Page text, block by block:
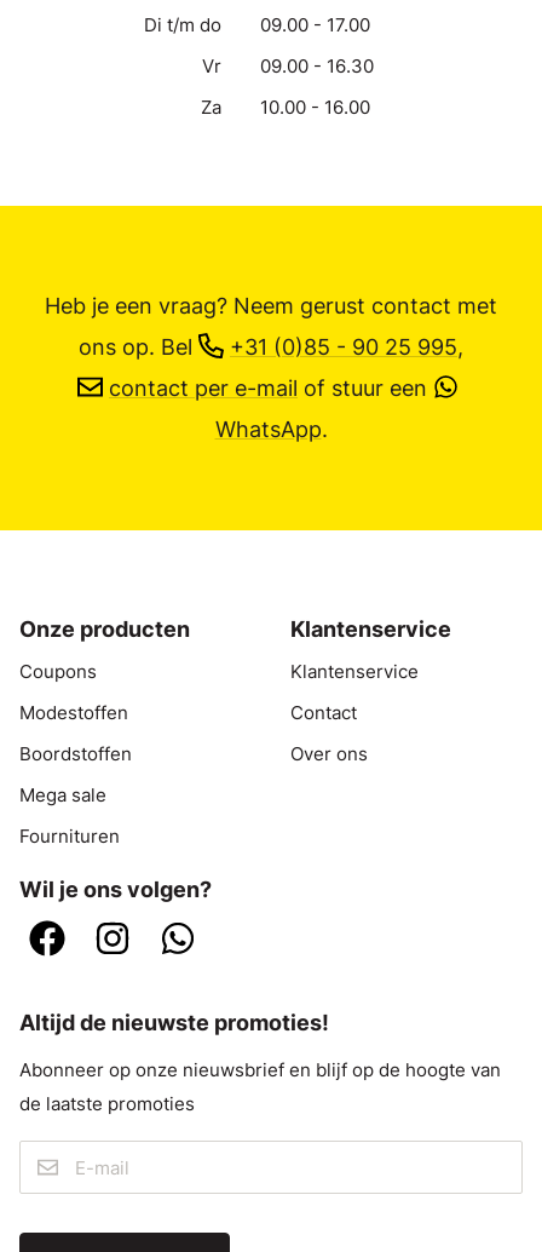
Di t/m do
09.00 - 17.00
Vr
09.00 - 16.30
Za
10.00 - 16.00
Heb je een vraag? Neem gerust contact met
ons op. Bel +31 (0)85 - 90 25 995,
contact per e-mail of stuur een
WhatsApp.
Onze producten
Coupons
Modestoffen
Boordstoffen
Mega sale
Fournituren
Klantenservice
Klantenservice
Contact
Over ons
Wil je ons volgen?
Altijd de nieuwste promoties!
Abonneer op onze nieuwsbrief en blijf op de hoogte van
de laatste promoties